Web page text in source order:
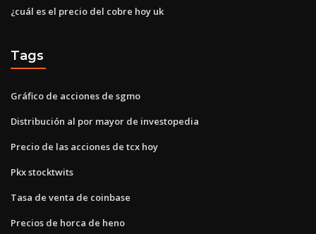
¿cuál es el precio del cobre hoy uk
Tags
Gráfico de acciones de sgmo
Distribución al por mayor de investopedia
Precio de las acciones de tcx hoy
Pkx stocktwits
Tasa de venta de coinbase
Precios de horca de heno